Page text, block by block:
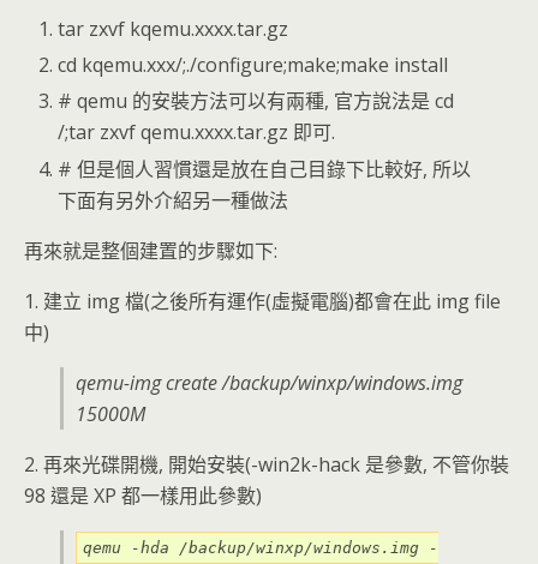
tar zxvf kqemu.xxxx.tar.gz
cd kqemu.xxx/;./configure;make;make install
# qemu 的安裝方法可以有兩種, 官方說法是 cd
/;tar zxvf qemu.xxxx.tar.gz 即可.
# 但是個人習慣還是放在自己目錄下比較好, 所以
下面有另外介紹另一種做法
再來就是整個建置的步驟如下:
1. 建立 img 檔(之後所有運作(虛擬電腦)都會在此 img file
中)
qemu-img create /backup/winxp/windows.img
15000M
2. 再來光碟開機, 開始安裝(-win2k-hack 是參數, 不管你裝
98 還是 XP 都一樣用此參數)
qemu -hda /backup/winxp/windows.img -